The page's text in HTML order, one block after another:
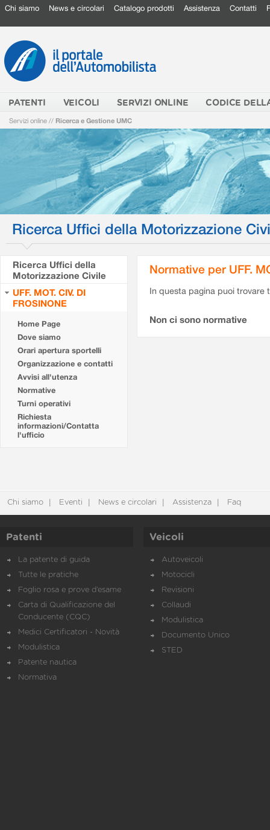
Chi siamo News e circolari Catalogo prodotti Assistenza Contatti
PATENTI VEICOLI SERVIZI ONLINE CODICE
Servizi online // Ricerca e Gestione UMC
Ricerca Uffici della Motorizzazione
Ricerca Uffici della
Motorizzazione Civile
UFF. MOT. CIV. DI
FROSINONE
Home Page
Dove siamo
Orari apertura sportelli
Organizzazione e contatti
Avvisi all'utenza
Normative
Turni operativi
Richiesta
informazioni/Contatta
l'ufficio
Normative per UFF.
In questa pagina puoi
Non ci sono normative
Chi siamo Eventi News e circolari Assistenza Faq
Patenti
La patente di guida
Tutte le pratiche
Foglio rosa e prove d’esame
Carta di Qualificazione del
Conducente (CQC)
Medici Certificatori - Novità
Modulistica
Patente nautica
Normativa
Veicoli
Autoveicoli
Motocicli
Revisioni
Collaudi
Modulistica
Documento Unico
STED